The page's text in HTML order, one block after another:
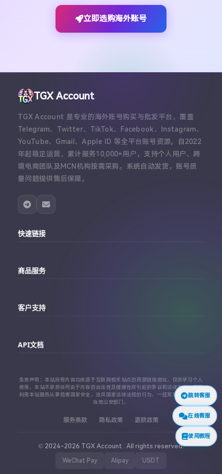
立即选购海外账号
跳转客服
在线客服
使用教程
TGX Account
TGX Account 是专业的海外账号购买与批发平台，覆盖
Telegram、Twitter、TikTok、Facebook、Instagram、
YouTube、Gmail、Apple ID 等全平台账号资源。自2022
年起稳定运营，累计服务10,000+用户，支持个人用户、跨
境电商团队及MCN机构按需采购。系统自动发货，账号质
量问题提供售后保障。
快速链接
订单查询
商品服务
Facebook账号购买
TikTok账号购买
客户支持
API文档
API 接口文档
代理对接文档
免责声明：本站所有内容均来源于互联网相关站点的资源链接地址，仅供学习个人
使用，本站不承担任何由于内容的合法性及健康性所引起的争议和法律责任。严禁
利用本站服务从事危害国家安全，违反国家法律法规的行为，一经发现，立即上报
当地公安部门。
服务条款 隐私政策 退款政策
© 2024-2026 TGX Account . All rights reserved.
WeChat Pay Alipay USDT